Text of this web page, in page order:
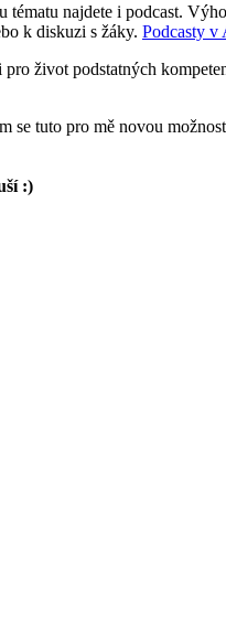
najdete i podcast.
k diskuzi s žáky. Podcasty v
život podstatných
se tuto pro mě novou
:)